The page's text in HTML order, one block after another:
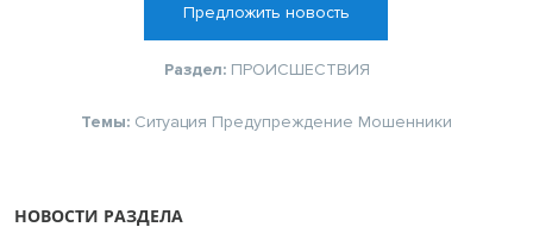
Предложить новость
Раздел: ПРОИСШЕСТВИЯ
Темы: Ситуация Предупреждение Мошенники
НОВОСТИ РАЗДЕЛА